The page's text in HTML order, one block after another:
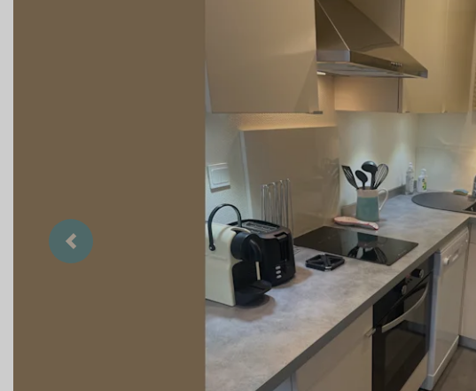
Précedent